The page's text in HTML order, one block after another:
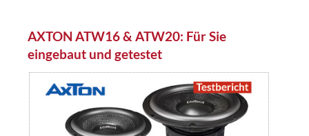
AXTON ATW16 & ATW20: Für Sie
eingebaut und getestet